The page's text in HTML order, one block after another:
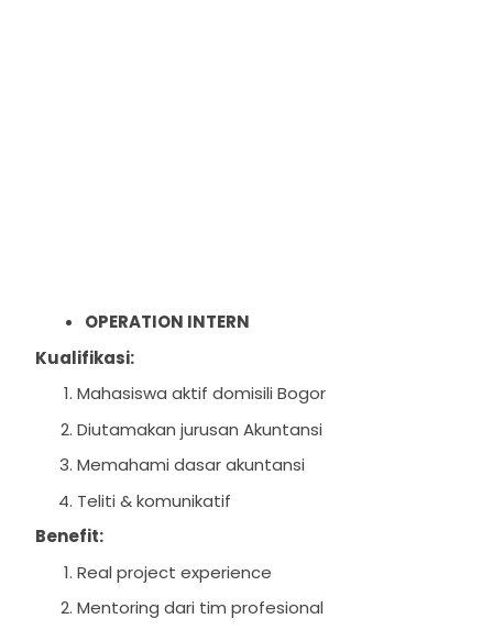
OPERATION INTERN
Kualifikasi:
Mahasiswa aktif domisili Bogor
Diutamakan jurusan Akuntansi
Memahami dasar akuntansi
Teliti & komunikatif
Benefit:
Real project experience
Mentoring dari tim profesional